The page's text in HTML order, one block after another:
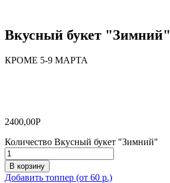
Вкусный букет "Зимний"
КРОМЕ 5-9 МАРТА
2400,00Р
Количество Вкусный букет "Зимний"
В корзину
Добавить топпер (от 60 р.)